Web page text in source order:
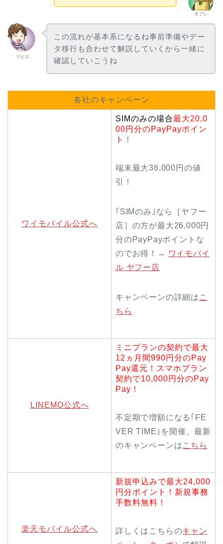
タブレ
マヒロ
この流れが基本系になるね事前準備やデー
タ移行も合わせて解説していくから一緒に
確認していこうね
各社のキャンペーン
ワイモバイル公式へ
SIMのみの場合最大20,0
00円分のPayPayポイン
ト
！
端末最大36,000円の値
引！
｢SIMのみ｣なら［ヤフー
店］の方が最大26,000円
分のPayPayポイントな
のでお得！→
ワイモバイ
ル ヤフー店
キャンペーンの詳細は こ
ちら
LINEMO公式へ
ミニプランの契約で最大
12ヵ月間990円分のPay
Pay還元！スマホプラン
契約で10,000円分のPay
Pay！
不定期で増額になる｢FE
VER TIME｣を開催。最新
のキャンペーンはこちら
楽天モバイル公式へ
新規申込みで最大24,000
円分ポイント！新規事務
手数料無料！
詳しくはこちらのキャン